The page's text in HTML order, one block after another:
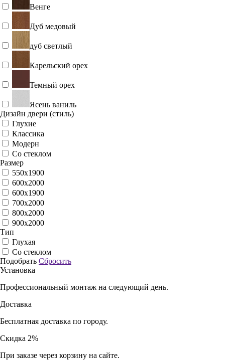
Венге
Дуб медовый
дуб светлый
Карельский орех
Темный орех
Ясень ваниль
Дизайн двери (стиль)
Глухие
Классика
Модерн
Со стеклом
Размер
550х1900
600x2000
600х1900
700x2000
800x2000
900x2000
Тип
Глухая
Со стеклом
Подобрать Сбросить
Установка
Профессиональный монтаж на следующий день.
Доставка
Бесплатная доставка по городу.
Скидка 2%
При заказе через корзину на сайте.